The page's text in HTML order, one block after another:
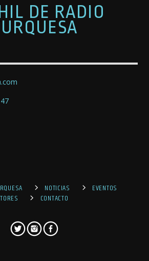
DE RADIO
NOTICIAS
EVENTOS
CONTACTO